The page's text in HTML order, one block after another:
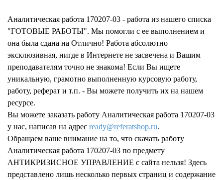
Аналитическая работа 170207-03 - работа из нашего списка
"ГОТОВЫЕ РАБОТЫ". Мы помогли с ее выполнением и
она была сдана на Отлично! Работа абсолютно
эксклюзивная, нигде в Интернете не засвечена и Вашим
преподавателям точно не знакома! Если Вы ищете
уникальную, грамотно выполненную курсовую работу,
работу, реферат и т.п. - Вы можете получить их на нашем
ресурсе.
Вы можете заказать работу Аналитическая работа 170207-03
у нас, написав на адрес ready@referatshop.ru.
Обращаем ваше внимание на то, что скачать работу
Аналитическая работа 170207-03 по предмету
АНТИКРИЗИСНОЕ УПРАВЛЕНИЕ с сайта нельзя! Здесь
представлено лишь несколько первых страниц и содержание